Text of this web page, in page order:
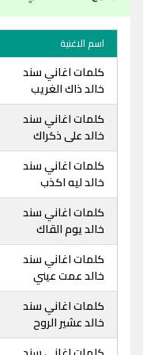
اسم الاغنية
كلمات اغاني سند
خالد ذاك الغريب
كلمات اغاني سند
خالد على ذكراك
كلمات اغاني سند
خالد ليه اكذب
كلمات اغاني سند
خالد يوم القاك
كلمات اغاني سند
خالد عمت عيني
كلمات اغاني سند
خالد عشير الروح